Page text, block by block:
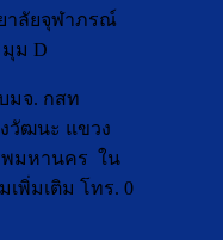
าลัยจุฬาภรณ์
มุม D
มจ. กสท
วัฒนะ แขวง
พมหานคร ใน
เพิ่มเติม โทร. 0